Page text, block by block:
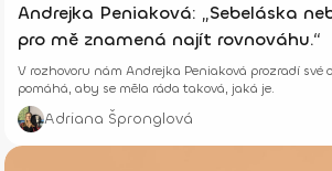
Andrejka Peniaková: „Sebeláska
pro mě znamená najít rovnováhu.“
V rozhovoru nám Andrejka Peniaková prozradí své
pomáhá, aby se měla ráda taková, jaká je.
Adriana Špronglová